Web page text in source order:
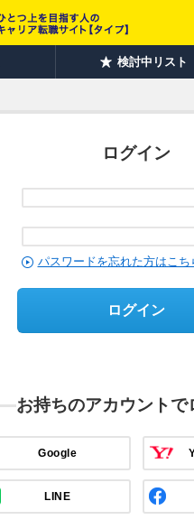
検討中リスト
ログイン
パスワードを忘れた方はこち
ログイン
お持ちのアカウントで
Google
LINE